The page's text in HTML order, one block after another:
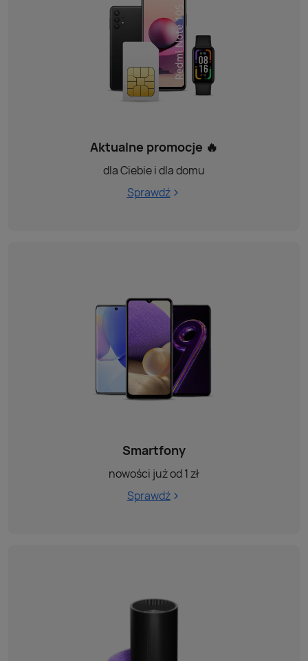
Aktualne promocje 🔥
dla Ciebie i dla domu
Sprawdź
Smartfony
nowości już od 1 zł
Sprawdź